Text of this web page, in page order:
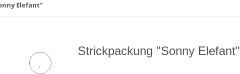
Elefant"
Strickpackung "Sonny Elefant"